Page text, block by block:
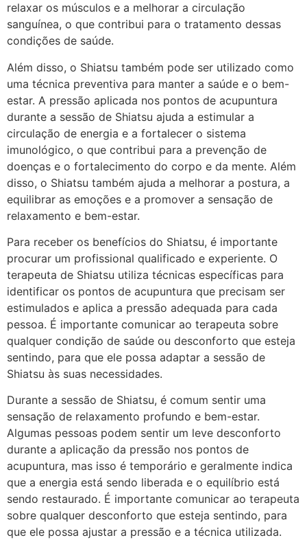
relaxar os músculos e a melhorar a circulação
sanguínea, o que contribui para o tratamento dessas
condições de saúde.
Além disso, o Shiatsu também pode ser utilizado como
uma técnica preventiva para manter a saúde e o bem-
estar. A pressão aplicada nos pontos de acupuntura
durante a sessão de Shiatsu ajuda a estimular a
circulação de energia e a fortalecer o sistema
imunológico, o que contribui para a prevenção de
doenças e o fortalecimento do corpo e da mente. Além
disso, o Shiatsu também ajuda a melhorar a postura, a
equilibrar as emoções e a promover a sensação de
relaxamento e bem-estar.
Para receber os benefícios do Shiatsu, é importante
procurar um profissional qualificado e experiente. O
terapeuta de Shiatsu utiliza técnicas específicas para
identificar os pontos de acupuntura que precisam ser
estimulados e aplica a pressão adequada para cada
pessoa. É importante comunicar ao terapeuta sobre
qualquer condição de saúde ou desconforto que esteja
sentindo, para que ele possa adaptar a sessão de
Shiatsu às suas necessidades.
Durante a sessão de Shiatsu, é comum sentir uma
sensação de relaxamento profundo e bem-estar.
Algumas pessoas podem sentir um leve desconforto
durante a aplicação da pressão nos pontos de
acupuntura, mas isso é temporário e geralmente indica
que a energia está sendo liberada e o equilíbrio está
sendo restaurado. É importante comunicar ao terapeuta
sobre qualquer desconforto que esteja sentindo, para
que ele possa ajustar a pressão e a técnica utilizada.